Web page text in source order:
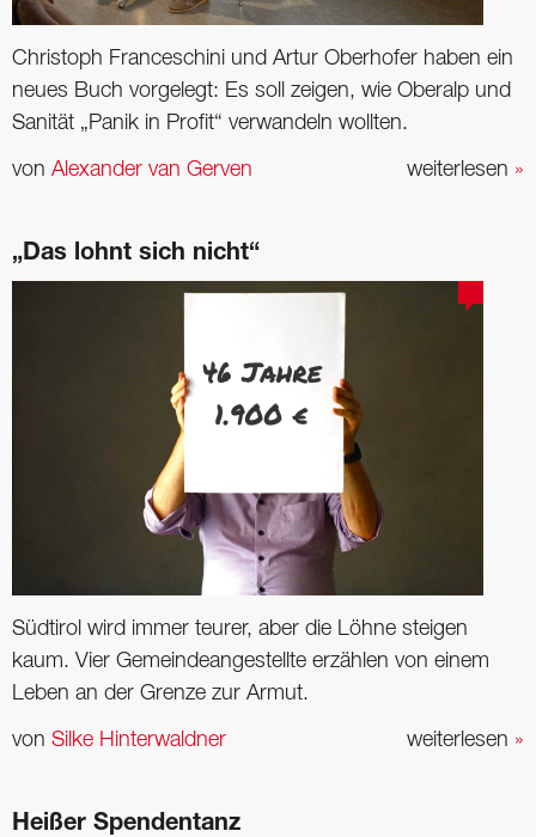
Christoph Franceschini und Artur Oberhofer haben ein
neues Buch vorgelegt: Es soll zeigen, wie Oberalp und
Sanität „Panik in Profit“ verwandeln wollten.
weiterlesen »
von Alexander van Gerven
„Das lohnt sich nicht“
Südtirol wird immer teurer, aber die Löhne steigen
kaum. Vier Gemeindeangestellte erzählen von einem
Leben an der Grenze zur Armut.
weiterlesen »
von Silke Hinterwaldner
Heißer Spendentanz